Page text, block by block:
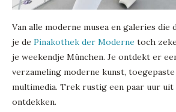
Van alle moderne musea en galeries die
je de Pinakothek der Moderne toch
je weekendje München. Je ontdekt er
verzameling moderne kunst,
multimedia. Trek rustig een paar uur
ontdekken.